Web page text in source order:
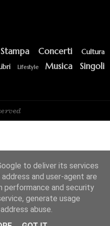
Concerti Cultura
Lifestyle Musica Singoli
to deliver its services
and user-agent are
performance and security
generate usage
abuse.